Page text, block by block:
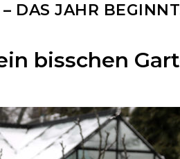
DAS JAHR
bisschen